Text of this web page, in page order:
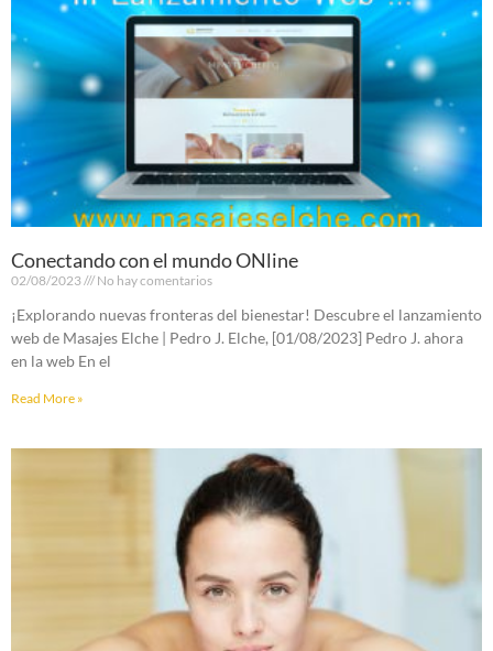
Conectando con el mundo ONline
02/08/2023 No hay comentarios
¡Explorando nuevas fronteras del bienestar! Descubre el lanzamiento
web de Masajes Elche | Pedro J. Elche, [01/08/2023] Pedro J. ahora
en la web En el
Read More »